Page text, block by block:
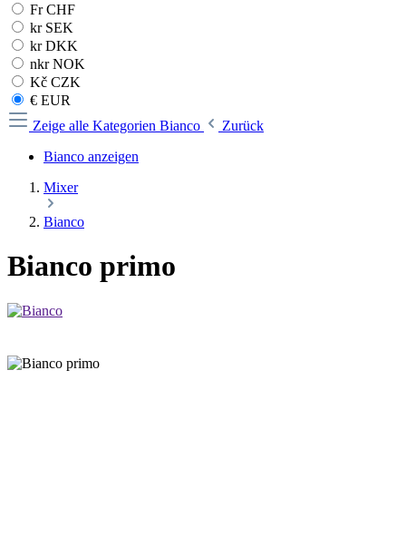
Fr CHF
kr SEK
kr DKK
nkr NOK
Kč CZK
€ EUR
Zeige alle Kategorien Bianco
Zurück
Bianco anzeigen
Mixer
Bianco
Bianco primo